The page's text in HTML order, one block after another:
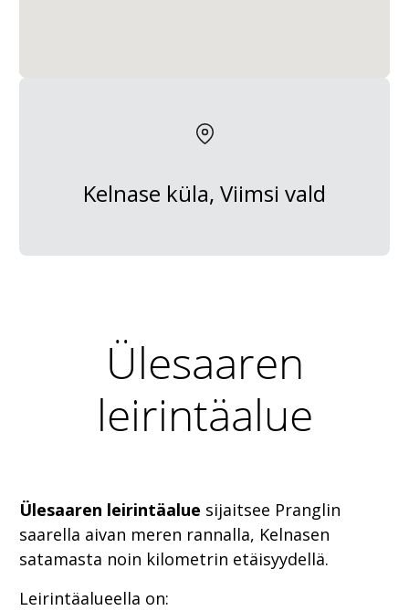
Kelnase küla, Viimsi vald
Ülesaaren
leirintäalue
Ülesaaren leirintäalue sijaitsee Pranglin
saarella aivan meren rannalla, Kelnasen
satamasta noin kilometrin etäisyydellä.
Leirintäalueella on: